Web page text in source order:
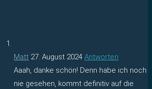
Matt 27. August 2024 Antworten
Aaah, danke schön! Denn habe ich noch
nie gesehen, kommt definitiv auf die